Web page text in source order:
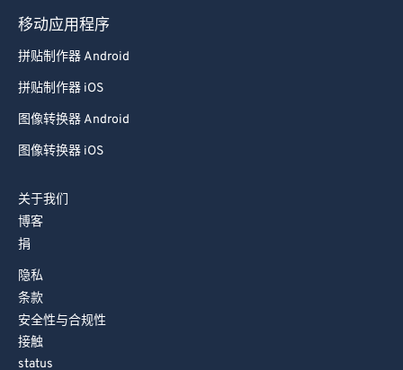
移动应用程序
拼贴制作器 Android
拼贴制作器 iOS
图像转换器 Android
图像转换器 iOS
关于我们
博客
捐
隐私
条款
安全性与合规性
接触
status